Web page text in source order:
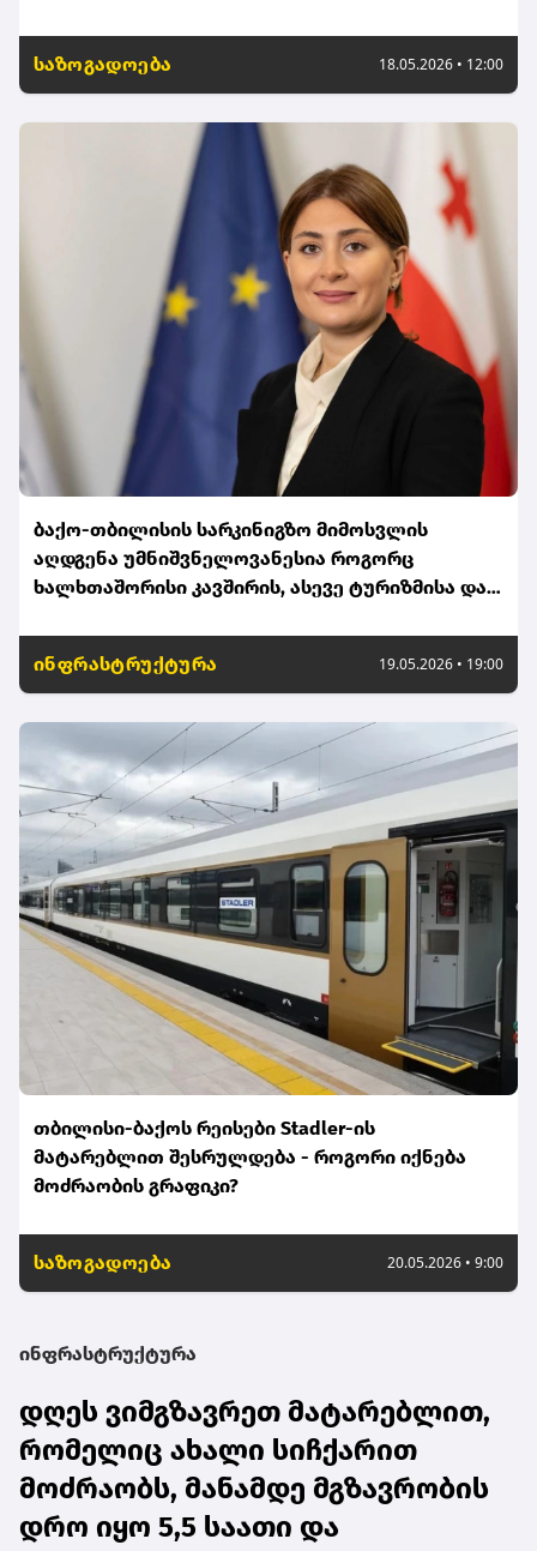
საზოგადოება 18.05.2026 • 12:00
ბაქო-თბილისის სარკინიგზო მიმოსვლის
აღდგენა უმნიშვნელოვანესია როგორც
ხალხთაშორისი კავშირის, ასევე ტურიზმისა და
ინფრასტრუქტურა
19.05.2026 • 19:00
თბილისი-ბაქოს რეისები Stadler-ის
მატარებლით შესრულდება - როგორი იქნება
მოძრაობის გრაფიკი?
საზოგადოება 20.05.2026 • 9:00
ინფრასტრუქტურა
დღეს ვიმგზავრეთ მატარებლით,
რომელიც ახალი სიჩქარით
მოძრაობს, მანამდე მგზავრობის
დრო იყო 5,5 საათი და